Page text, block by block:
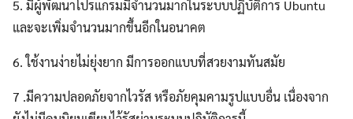
5. มีผู้พัฒนาโปรแกรมมีจํานวนมากในระบบปฏิบัติการ Ubuntu
และจะเพิ่มจํานวนมากขึ้นอีกในอนาคต
6. ใช้งานง่ายไม่ยุ่งยาก มีการออกแบบที่สวยงามทันสมัย
7 .มีความปลอดภัยจากไวรัส หรือภัยคุมคามรูปแบบอื่น เนื่องจาก